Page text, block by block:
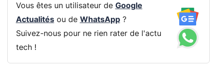
Vous êtes un utilisateur de Google
Actualitésou de WhatsApp?
Suivez-nous pour ne rien rater de l'actu
tech !